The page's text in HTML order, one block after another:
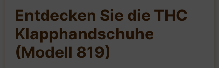
Entdecken Sie die THC
Klapphandschuhe
(Modell 819)